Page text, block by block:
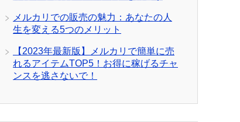
メルカリでの販売の魅力：あなたの人
生を変える5つのメリット
【2023年最新版】メルカリで簡単に売
れるアイテムTOP5！お得に稼げるチャ
ンスを逃さないで！